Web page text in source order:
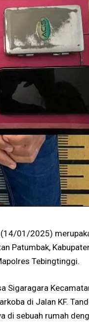
01/2025)
Patumbak,
Tebingtinggi.
Sigaragara
di Jalan KF.
di sebuah rumah